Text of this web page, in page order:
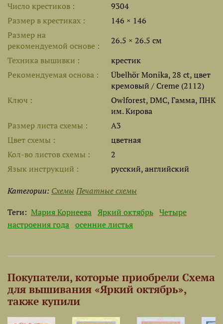
Число крестиков
9304
Размер в крестиках
146 × 146
Размер на
рекомендуемой основе
26.5 × 26.5 см
Техника вышивки
крестик
Рекомендуемая основа
Übelhör Monika, 28 ct, цвет
кремовый / Creme (2112)
Ключ
Owlforest, DMC, Гамма, ПНК
им. Кирова
Размер листа cхемы
A3
Цвет схемы
цветная
Кол-во листов схемы
2
Язык инструкций
русский, английский
Категории: Схемы Печатные схемы
Теги: Мария Корнеева Яркий октябрь Четыре
настроения года осенние листья
Покупатели, которые приобрели Схема
для вышивания «Яркий октябрь»,
также купили